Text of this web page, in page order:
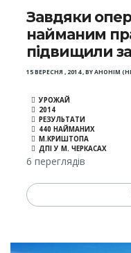
Завдяки
найманим
підвищили
15 ВЕРЕСНЯ , 2014,BYАНОНІМ
УРОЖАЙ
2014
РЕЗУЛЬТАТИ
440 НАЙМАНИХ
М.КРИШТОПА
ДПІ У М. ЧЕРКАСАХ
6 переглядів